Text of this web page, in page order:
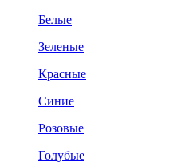
Белые
Зеленые
Красные
Синие
Розовые
Голубые